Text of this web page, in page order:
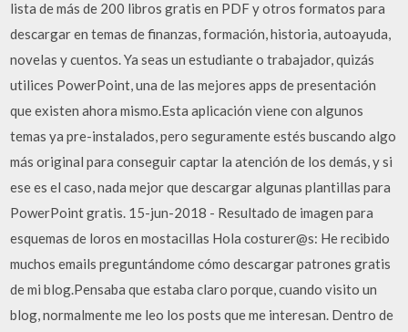
lista de más de 200 libros gratis en PDF y otros formatos para
descargar en temas de finanzas, formación, historia, autoayuda,
novelas y cuentos. Ya seas un estudiante o trabajador, quizás
utilices PowerPoint, una de las mejores apps de presentación
que existen ahora mismo.Esta aplicación viene con algunos
temas ya pre-instalados, pero seguramente estés buscando algo
más original para conseguir captar la atención de los demás, y si
ese es el caso, nada mejor que descargar algunas plantillas para
PowerPoint gratis. 15-jun-2018 - Resultado de imagen para
esquemas de loros en mostacillas Hola costurer@s: He recibido
muchos emails preguntándome cómo descargar patrones gratis
de mi blog.Pensaba que estaba claro porque, cuando visito un
blog, normalmente me leo los posts que me interesan. Dentro de